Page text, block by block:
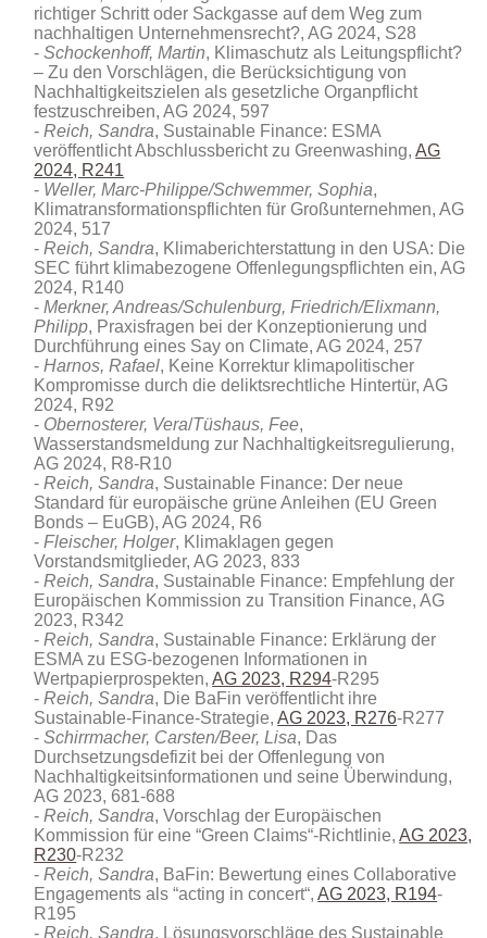
richtiger Schritt oder Sackgasse auf dem Weg zum
nachhaltigen Unternehmensrecht?, AG 2024, S28
Schockenhoff, Martin, Klimaschutz als Leitungspflicht?
– Zu den Vorschlägen, die Berücksichtigung von
Nachhaltigkeitszielen als gesetzliche Organpflicht
festzuschreiben, AG 2024, 597
Reich, Sandra, Sustainable Finance: ESMA
veröffentlicht Abschlussbericht zu Greenwashing,AG
2024, R241
Weller, Marc-Philippe/Schwemmer, Sophia,
Klimatransformationspflichten für Großunternehmen, AG
2024, 517
Reich, Sandra, Klimaberichterstattung in den USA: Die
SEC führt klimabezogene Offenlegungspflichten ein, AG
2024, R140
Merkner, Andreas/Schulenburg, Friedrich/Elixmann,
Philipp, Praxisfragen bei der Konzeptionierung und
Durchführung eines Say on Climate, AG 2024, 257
Harnos, Rafael, Keine Korrektur klimapolitischer
Kompromisse durch die deliktsrechtliche Hintertür, AG
2024, R92
Obernosterer, Vera/Tüshaus, Fee,
Wasserstandsmeldung zur Nachhaltigkeitsregulierung,
AG 2024, R8-R10
Reich, Sandra, Sustainable Finance: Der neue
Standard für europäische grüne Anleihen (EU Green
Bonds – EuGB), AG 2024, R6
Fleischer, Holger, Klimaklagen gegen
Vorstandsmitglieder, AG 2023, 833
Reich, Sandra, Sustainable Finance: Empfehlung der
Europäischen Kommission zu Transition Finance, AG
2023, R342
Reich, Sandra, Sustainable Finance: Erklärung der
ESMA zu ESG-bezogenen Informationen in
Wertpapierprospekten,AG 2023, R294-R295
Reich, Sandra, Die BaFin veröffentlicht ihre
Sustainable-Finance-Strategie,AG 2023, R276-R277
Schirrmacher, Carsten/Beer, Lisa, Das
Durchsetzungsdefizit bei der Offenlegung von
Nachhaltigkeitsinformationen und seine Überwindung,
AG 2023, 681-688
Reich, Sandra, Vorschlag der Europäischen
Kommission für eine “Green Claims“-Richtlinie,AG 2023,
R230-R232
Reich, Sandra, BaFin: Bewertung eines Collaborative
Engagements als “acting in concert“,AG 2023, R194-
R195
Reich, Sandra, Lösungsvorschläge des Sustainable